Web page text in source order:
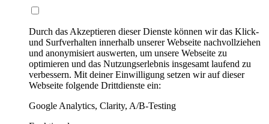
Durch das Akzeptieren dieser Dienste können wir das Klick-
und Surfverhalten innerhalb unserer Webseite nachvollziehen
und anonymisiert auswerten, um unsere Webseite zu
optimieren und das Nutzungserlebnis insgesamt laufend zu
verbessern. Mit deiner Einwilligung setzen wir auf dieser
Webseite folgende Drittdienste ein:
Google Analytics, Clarity, A/B-Testing